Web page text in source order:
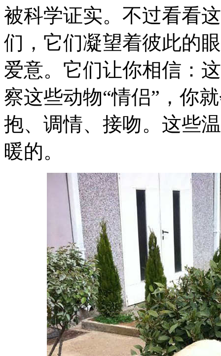
被科学证实。不过看看
们，它们凝望着彼此的
爱意。它们让你相信：
察这些动物“情侣”，你
抱、调情、接吻。这些
暖的。